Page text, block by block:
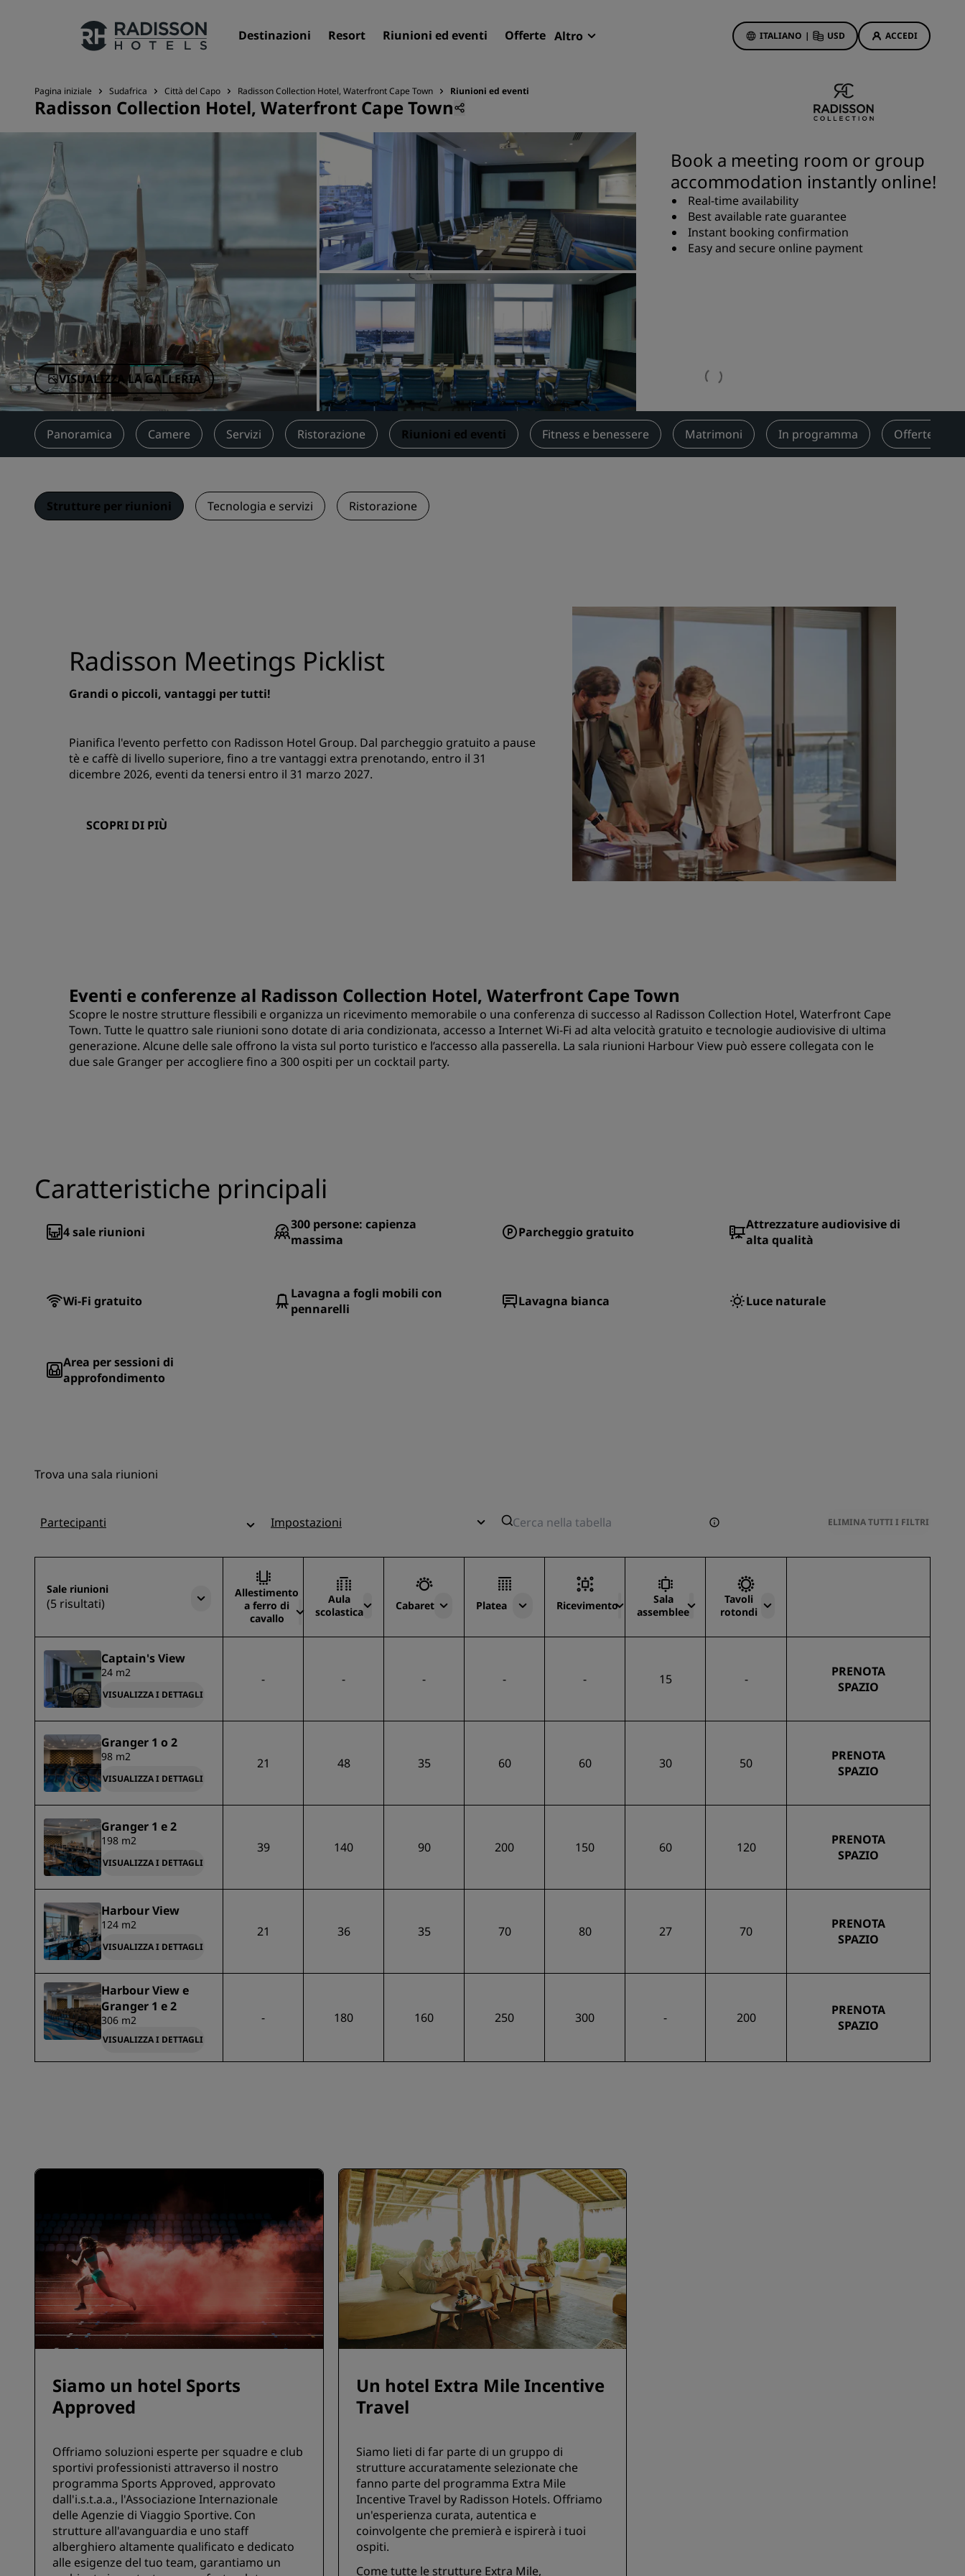
Destinazioni Resort Riunioni ed eventi Offerte Altro ITALIANO | USD ACCEDI
I nostri Marchi
Marchi Radisson Hotels
Marchi affiliati in Cina
Destinazioni
Resort
Hotel aeroportuali
Hotel nuovi e di prossima
apertura
Meeting ed eventi
Scopri Radisson Meetings
Prenota uno spazio per riunioni
Richiedi un preventivo
Destinazioni per eventi
Soluzioni di settore
Cerca voli
App Radisson Hotels
Offerte di hotel
Per la tua prima prenotazione,
meriti un regalo
Deals of the Day
Prenota in anticipo
Scopri i nostri pacchetti
Viaggiatore d'affari
Hotel nel centro città
Bookers and Planners
Pagina iniziale Sudafrica Città del Capo Radisson Collection Hotel, Waterfront Cape Town Riunioni ed eventi
Radisson Collection Hotel, Waterfront Cape Town
VISUALIZZA LA GALLERIA
Book a meeting room or group
accommodation instantly online!
Real-time availability
Best available rate guarantee
Instant booking confirmation
Easy and secure online payment
Panoramica Camere Servizi Ristorazione Riunioni ed eventi Fitness e benessere Matrimoni In programma Offerte
Strutture per riunioni Tecnologia e servizi Ristorazione
Radisson Meetings Picklist
Grandi o piccoli, vantaggi per tutti!
Pianifica l'evento perfetto con Radisson Hotel Group. Dal parcheggio gratuito a pause
tè e caffè di livello superiore, fino a tre vantaggi extra prenotando, entro il 31
dicembre 2026, eventi da tenersi entro il 31 marzo 2027.
SCOPRI DI PIÙ
Eventi e conferenze al Radisson Collection Hotel, Waterfront Cape Town
Scopre le nostre strutture flessibili e organizza un ricevimento memorabile o una conferenza di successo al Radisson Collection Hotel, Waterfront Cape
Town. Tutte le quattro sale riunioni sono dotate di aria condizionata, accesso a Internet Wi-Fi ad alta velocità gratuito e tecnologie audiovisive di ultima
generazione. Alcune delle sale offrono la vista sul porto turistico e l’accesso alla passerella. La sala riunioni Harbour View può essere collegata con le
due sale Granger per accogliere fino a 300 ospiti per un cocktail party.
Caratteristiche principali
4sale riunioni 300 persone: capienza
massima
Parcheggio gratuito
Attrezzature audiovisive di
alta qualità
Wi-Fi gratuito
Lavagna a fogli mobili con
pennarelli
Lavagna bianca Luce naturale
Area per sessioni di
approfondimento
Trova una sala riunioni
Partecipanti Impostazioni ELIMINA TUTTI I FILTRI
Sale riunioni
(5 risultati)
Allestimento
a ferro di
cavallo
Aula
scolastica
Cabaret Platea Ricevimento
Sala
assemblee
Tavoli
rotondi
Captain's View
24 m2
VISUALIZZA I DETTAGLI
- - - - - 15 -
PRENOTA
SPAZIO
Granger 1 o 2
98 m2
VISUALIZZA I DETTAGLI
21 48 35 60 60 30 50
PRENOTA
SPAZIO
Granger 1 e 2
198 m2
VISUALIZZA I DETTAGLI
39 140 90 200 150 60 120
PRENOTA
SPAZIO
Harbour View
124 m2
VISUALIZZA I DETTAGLI
21 36 35 70 80 27 70
PRENOTA
SPAZIO
Harbour View e
Granger 1 e 2
306 m2
VISUALIZZA I DETTAGLI
- 180 160 250 300 - 200
PRENOTA
SPAZIO
Siamo un hotel Sports
Approved
Offriamo soluzioni esperte per squadre e club
sportivi professionisti attraverso il nostro
programma Sports Approved, approvato
dall'i.s.t.a.a., l'Associazione Internazionale
delle Agenzie di Viaggio Sportive. Con
strutture all'avanguardia e uno staff
alberghiero altamente qualificato e dedicato
alle esigenze del tuo team, garantiamo un
Un hotel Extra Mile Incentive
Travel
Siamo lieti di far parte di un gruppo di
strutture accuratamente selezionate che
fanno parte del programma Extra Mile
Incentive Travel by Radisson Hotels. Offriamo
un'esperienza curata, autentica e
coinvolgente che premierà e ispirerà i tuoi
ospiti.
Come tutte le strutture Extra Mile,